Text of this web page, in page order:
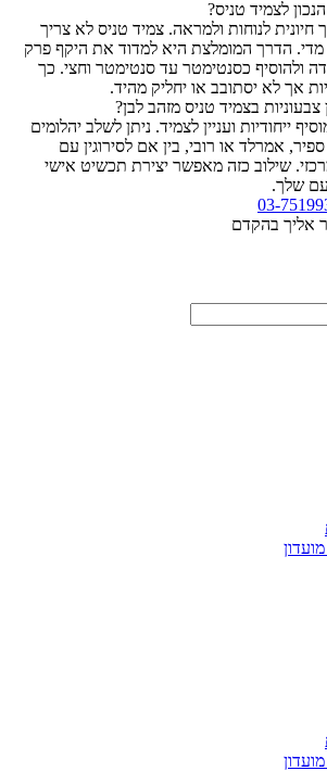
לצמיד טניס?
לנוחות ולמראה. צמיד טניס לא צריך
מדי. הדרך המומלצת היא למדוד את היקף פרק
ולהוסיף כסנטימטר עד סנטימטר וחצי. כך
אך לא יסתובב או יחליק מהיד.
בצמיד טניס מזהב לבן?
ייחודיות ועניין לצמיד. ניתן לשלב יהלומים
אמרלד או רובי, בין אם לסירוגין עם
שילוב כזה מאפשר יצירת תכשיט אישי
שלך.
03-
אליך בהקדם